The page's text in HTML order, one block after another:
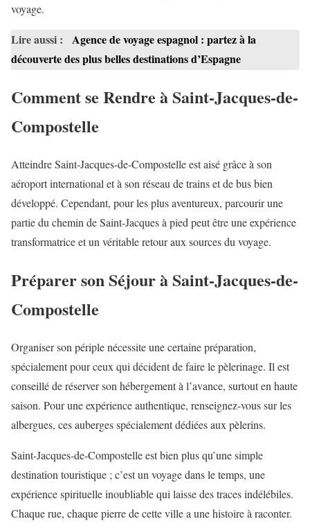
voyage.
Lire aussi :
Agence de voyage espagnol : partez à la
découverte des plus belles destinations d’Espagne
Comment se Rendre à Saint-Jacques-de-
Compostelle
Atteindre Saint-Jacques-de-Compostelle est aisé grâce à son
aéroport international et à son réseau de trains et de bus bien
développé. Cependant, pour les plus aventureux, parcourir une
partie du chemin de Saint-Jacques à pied peut être une expérience
transformatrice et un véritable retour aux sources du voyage.
Préparer son Séjour à Saint-Jacques-de-
Compostelle
Organiser son périple nécessite une certaine préparation,
spécialement pour ceux qui décident de faire le pèlerinage. Il est
conseillé de réserver son hébergement à l’avance, surtout en haute
saison. Pour une expérience authentique, renseignez-vous sur les
albergues, ces auberges spécialement dédiées aux pèlerins.
Saint-Jacques-de-Compostelle est bien plus qu’une simple
destination touristique ; c’est un voyage dans le temps, une
expérience spirituelle inoubliable qui laisse des traces indélébiles.
Chaque rue, chaque pierre de cette ville a une histoire à raconter.